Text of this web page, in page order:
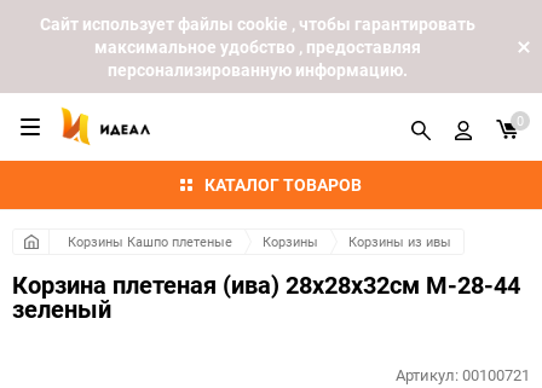
Cайт использует файлы cookie , чтобы гарантировать
максимальное удобство , предоставляя
персонализированную информацию.
КАТАЛОГ ТОВАРОВ
0
Корзины Кашпо плетеные Корзины Корзины из ивы
Корзина плетеная (ива) 28х28х32см M-28-44
зеленый
Артикул:00100721